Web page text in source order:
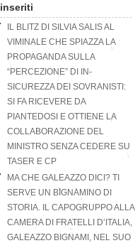
inseriti
IL BLITZ DI SILVIA SALIS AL
VIMINALE CHE SPIAZZA LA
PROPAGANDA SULLA
“PERCEZIONE” DI IN-
SICUREZZA DEI SOVRANISTI:
SI FA RICEVERE DA
PIANTEDOSI E OTTIENE LA
COLLABORAZIONE DEL
MINISTRO SENZA CEDERE SU
TASER E CP
MA CHE GALEAZZO DICI? TI
SERVE UN BIGNAMINO DI
STORIA. IL CAPOGRUPPO ALLA
CAMERA DI FRATELLI D’ITALIA,
GALEAZZO BIGNAMI, NEL SUO